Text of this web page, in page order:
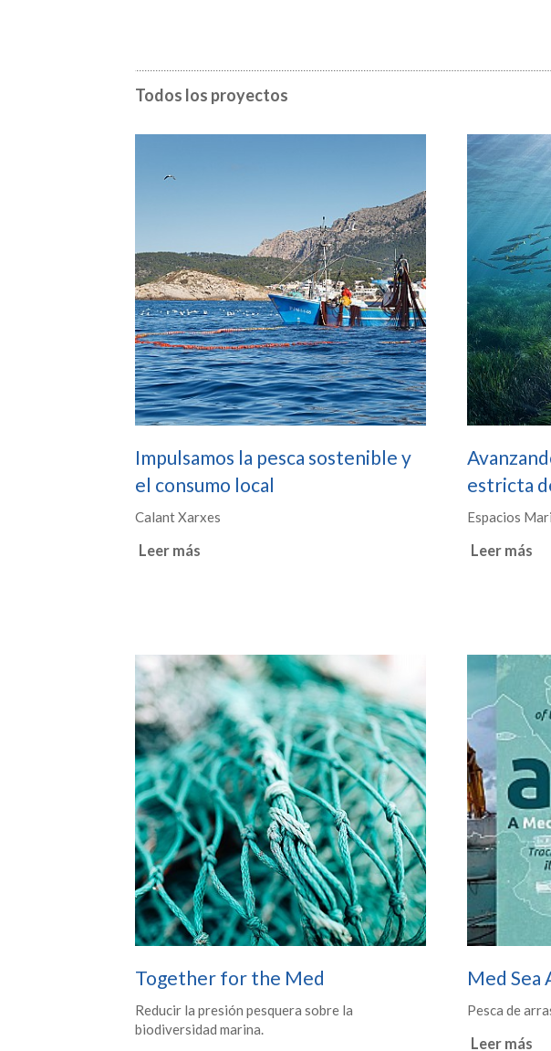
Todos los proyectos
Impulsamos la pesca sostenible y
el consumo local
Calant Xarxes
Leer más
estricta
Espacios
Leer más
Together for the Med
Reducir la presión pesquera sobre la
biodiversidad marina.
Med Sea
Pesca de
Leer más